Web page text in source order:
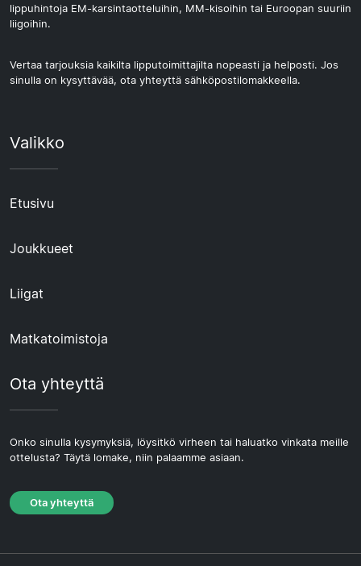
lippuhintoja EM-karsintaotteluihin, MM-kisoihin tai Euroopan suuriin
liigoihin.
Vertaa tarjouksia kaikilta lipputoimittajilta nopeasti ja helposti. Jos
sinulla on kysyttävää, ota yhteyttä sähköpostilomakkeella.
Valikko
Etusivu
Joukkueet
Liigat
Matkatoimistoja
Ota yhteyttä
Onko sinulla kysymyksiä, löysitkö virheen tai haluatko vinkata meille
ottelusta? Täytä lomake, niin palaamme asiaan.
Ota yhteyttä